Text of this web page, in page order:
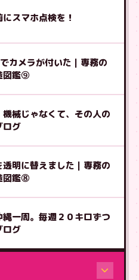
スマホ点検を！
カメラが付いた｜専務の
図鑑⑨
械じゃなくて、その人の
ログ
明に替えました｜専務の
図鑑⑧
一周。毎週２０キロずつ
ログ